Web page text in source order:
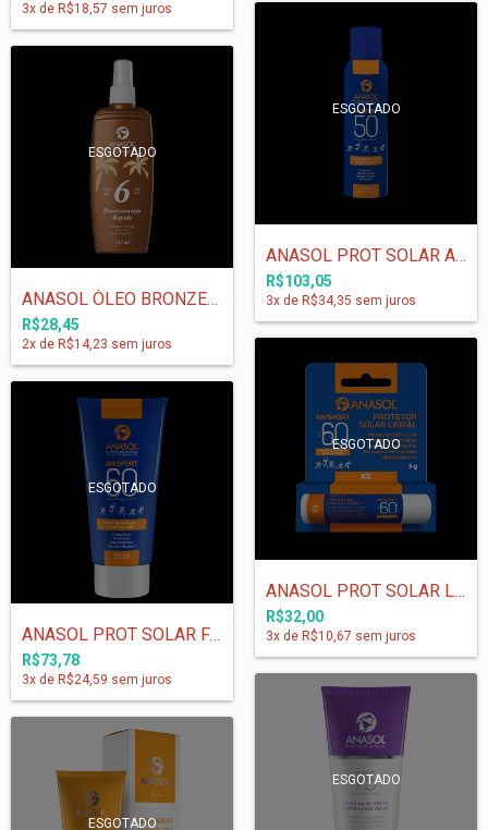
3x de R$18,57 sem juros
ESGOTADO
ANASOL ÓLEO BRONZEADOR FPS 6 - 125 ml
R$28,45
2x de R$14,23 sem juros
ESGOTADO
ANASOL PROT SOLAR AN SPORT FPS 50 - 200...
R$103,05
3x de R$34,35 sem juros
ESGOTADO
ANASOL PROT SOLAR FACIAL AN SPORT FPS 60...
R$73,78
3x de R$24,59 sem juros
ESGOTADO
ANASOL PROT SOLAR LABIAL AN SPORT FPS 60...
R$32,00
3x de R$10,67 sem juros
ESGOTADO
ESGOTADO